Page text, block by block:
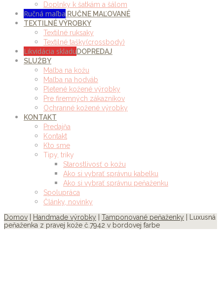
Doplnky k šatkám a šálom
Ručná maľba RUČNE MAĽOVANÉ
TEXTILNÉ VÝROBKY
Textilné ruksaky
Textilné tašky(crossbody)
Likvidácia skladuDOPREDAJ
SLUŽBY
Maľba na kožu
Maľba na hodváb
Pletené kožené výrobky
Pre firemných zákazníkov
Ochranné kožené výrobky
KONTAKT
Predajňa
Kontakt
Kto sme
Tipy, triky
Starostlivosť o kožu
Ako si vybrať správnu kabelku
Ako si vybrať správnu peňaženku
Spolupráca
Články, novinky
Domov
Handmade výrobky Tamponované peňaženky | Luxusná
peňaženka z pravej kože č.7942 v bordovej farbe